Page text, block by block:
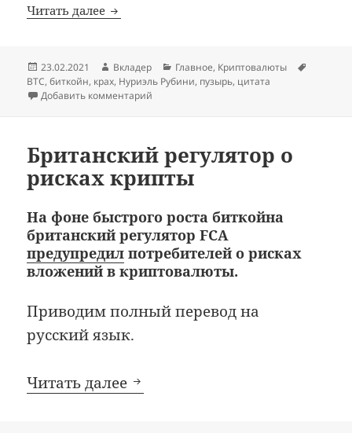
Читать далее Рубини оскорбил покупателей
Опубликовано
23.02.2021 Автор
Вкладер Рубрики
Главное, Криптовалюты
BTC,биткойн, крах, Нуриэль Рубини, пузырь, цитата
Добавить комментарий
Британский регулятор о
рисках крипты
На фоне быстрого роста биткойна
британский регулятор FCA
предупредил потребителей о рисках
вложений в криптовалюты.
Приводим полный перевод на
русский язык.
Читать далее Британский регулятор о